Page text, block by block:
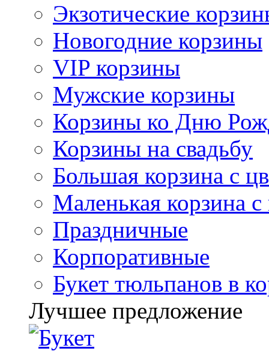
Экзотические
Новогодние корзины
VIP корзины
Мужские корзины
Корзины ко Дню
Корзины на свадьбу
Большая корзина с
Маленькая корзина
Праздничные
Корпоративные
Букет тюльпанов в
Лучшее предложение